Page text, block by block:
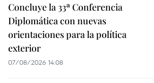
Concluye la 33ª Conferencia
Diplomática con nuevas
orientaciones para la política
exterior
07/08/2026 14:08